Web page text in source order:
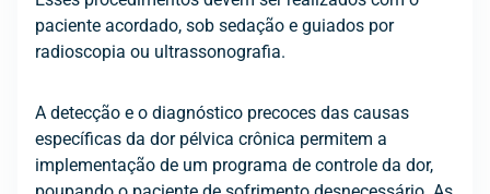
paciente acordado, sob sedação e guiados por
radioscopia ou ultrassonografia.
A detecção e o diagnóstico precoces das causas
específicas da dor pélvica crônica permitem a
implementação de um programa de controle da dor,